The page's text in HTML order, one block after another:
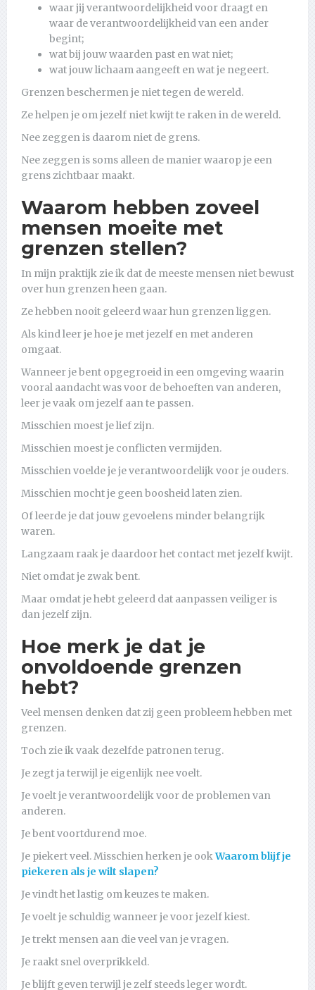
waar jij verantwoordelijkheid voor draagt en
waar de verantwoordelijkheid van een ander
begint;
wat bij jouw waarden past en wat niet;
wat jouw lichaam aangeeft en wat je negeert.
Grenzen beschermen je niet tegen de wereld.
Ze helpen je om jezelf niet kwijt te raken in de wereld.
Nee zeggen is daarom niet de grens.
Nee zeggen is soms alleen de manier waarop je een
grens zichtbaar maakt.
Waarom hebben zoveel
mensen moeite met
grenzen stellen?
In mijn praktijk zie ik dat de meeste mensen niet bewust
over hun grenzen heen gaan.
Ze hebben nooit geleerd waar hun grenzen liggen.
Als kind leer je hoe je met jezelf en met anderen
omgaat.
Wanneer je bent opgegroeid in een omgeving waarin
vooral aandacht was voor de behoeften van anderen,
leer je vaak om jezelf aan te passen.
Misschien moest je lief zijn.
Misschien moest je conflicten vermijden.
Misschien voelde je je verantwoordelijk voor je ouders.
Misschien mocht je geen boosheid laten zien.
Of leerde je dat jouw gevoelens minder belangrijk
waren.
Langzaam raak je daardoor het contact met jezelf kwijt.
Niet omdat je zwak bent.
Maar omdat je hebt geleerd dat aanpassen veiliger is
dan jezelf zijn.
Hoe merk je dat je
onvoldoende grenzen
hebt?
Veel mensen denken dat zij geen probleem hebben met
grenzen.
Toch zie ik vaak dezelfde patronen terug.
Je zegt ja terwijl je eigenlijk nee voelt.
Je voelt je verantwoordelijk voor de problemen van
anderen.
Je bent voortdurend moe.
Je piekert veel. Misschien herken je ookWaarom blijf je
piekeren als je wilt slapen?
Je vindt het lastig om keuzes te maken.
Je voelt je schuldig wanneer je voor jezelf kiest.
Je trekt mensen aan die veel van je vragen.
Je raakt snel overprikkeld.
Je blijft geven terwijl je zelf steeds leger wordt.